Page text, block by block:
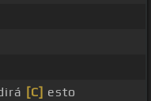
[C] esto